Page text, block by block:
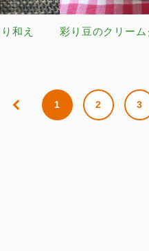
和え 彩り豆のクリーム
1 2 3